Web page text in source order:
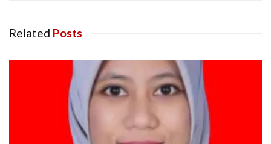
Related Posts